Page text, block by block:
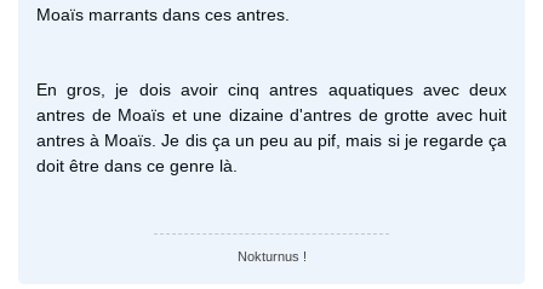
Moaïs marrants dans ces antres.
En gros, je dois avoir cinq antres aquatiques avec deux
antres de Moaïs et une dizaine d'antres de grotte avec huit
antres à Moaïs. Je dis ça un peu au pif, mais si je regarde ça
doit être dans ce genre là.
Nokturnus !